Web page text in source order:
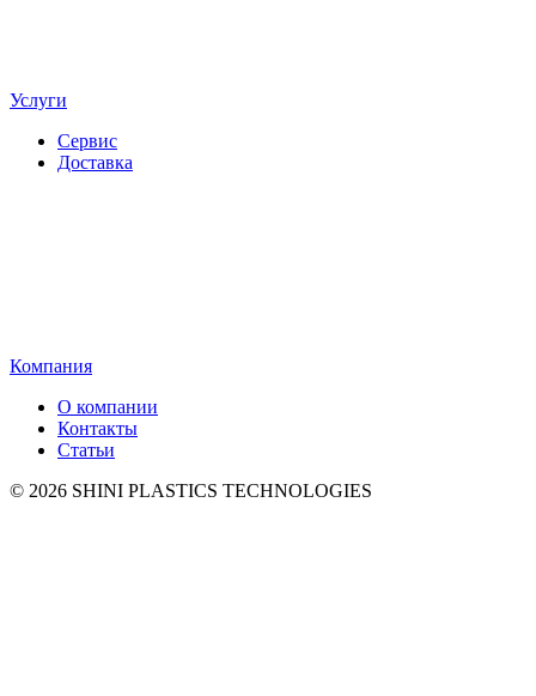
Услуги
Сервис
Доставка
Компания
О компании
Контакты
Статьи
© 2026 SHINI PLASTICS TECHNOLOGIES